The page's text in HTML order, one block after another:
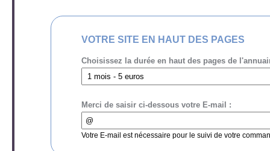
VOTRE SITE EN HAUT DES PAGES
Choisissez la durée en haut des pages de
Merci de saisir ci-dessous votre E-mail :
Votre E-mail est nécessaire pour le suivi de votre